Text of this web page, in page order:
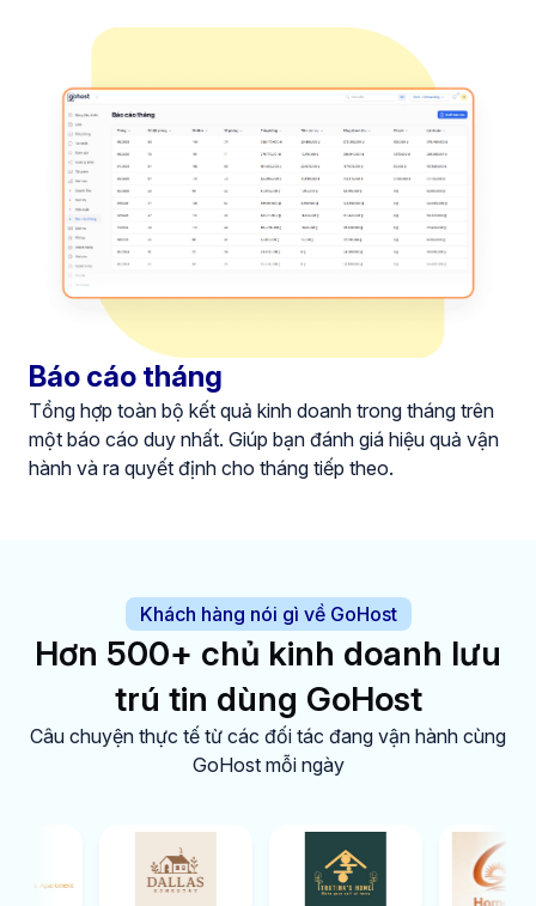
Báo cáo tháng
Tổng hợp toàn bộ kết quả kinh doanh trong tháng trên
một báo cáo duy nhất. Giúp bạn đánh giá hiệu quả vận
hành và ra quyết định cho tháng tiếp theo.
Khách hàng nói gì về GoHost
Hơn 500+ chủ kinh doanh lưu
trú tin dùng GoHost
Câu chuyện thực tế từ các đối tác đang vận hành cùng
GoHost mỗi ngày